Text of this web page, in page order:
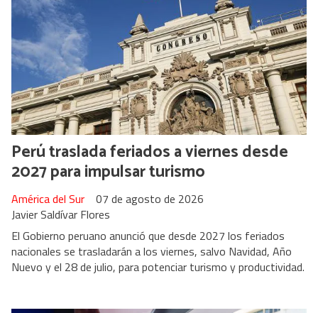
Perú traslada feriados a viernes desde
2027 para impulsar turismo
Javier Saldívar Flores
América del Sur 07 de agosto de 2026
El Gobierno peruano anunció que desde 2027 los feriados
nacionales se trasladarán a los viernes, salvo Navidad, Año
Nuevo y el 28 de julio, para potenciar turismo y productividad.